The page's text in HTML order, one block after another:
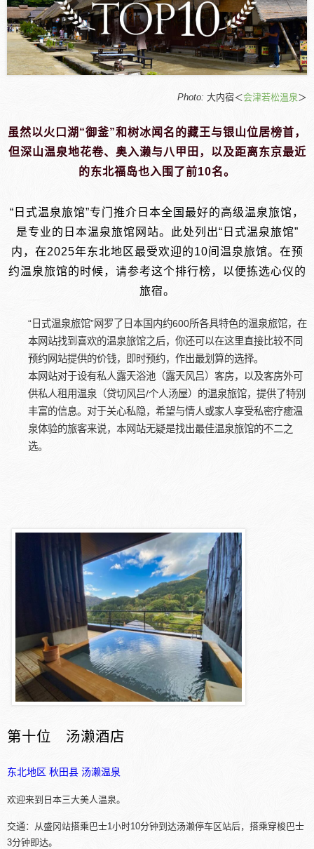
Photo: 大内宿＜会津若松温泉＞
虽然以火口湖“御釜”和树冰闻名的藏王与银山位居榜首，
但深山温泉地花卷、奥入濑与八甲田，以及距离东京最近
的东北福岛也入围了前10名。
“日式温泉旅馆”专门推介日本全国最好的高级温泉旅馆，
是专业的日本温泉旅馆网站。此处列出“日式温泉旅馆”
内，在2025年东北地区最受欢迎的10间温泉旅馆。在预
约温泉旅馆的时候，请参考这个排行榜，以便拣选心仪的
旅宿。
“日式温泉旅馆”网罗了日本国内约600所各具特色的温泉旅馆，在
本网站找到喜欢的温泉旅馆之后，你还可以在这里直接比较不同
预约网站提供的价钱，即时预约，作出最划算的选择。
本网站对于设有私人露天浴池（露天风吕）客房，以及客房外可
供私人租用温泉（贷切风吕/个人汤屋）的温泉旅馆，提供了特别
丰富的信息。对于关心私隐，希望与情人或家人享受私密疗癒温
泉体验的旅客来说，本网站无疑是找出最佳温泉旅馆的不二之
选。
第十位 汤濑酒店
东北地区 秋田县 汤濑温泉
欢迎来到日本三大美人温泉。
交通：从盛冈站搭乘巴士1小时10分钟到达汤濑停车区站后，搭乘穿梭巴士
3分钟即达。